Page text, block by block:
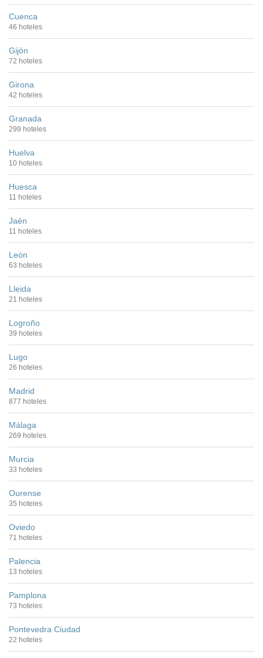
Cuenca
46 hoteles
Gijón
72 hoteles
Girona
42 hoteles
Granada
299 hoteles
Huelva
10 hoteles
Huesca
11 hoteles
Jaén
11 hoteles
León
63 hoteles
Lleida
21 hoteles
Logroño
39 hoteles
Lugo
26 hoteles
Madrid
877 hoteles
Málaga
269 hoteles
Murcia
33 hoteles
Ourense
35 hoteles
Oviedo
71 hoteles
Palencia
13 hoteles
Pamplona
73 hoteles
Pontevedra Ciudad
22 hoteles